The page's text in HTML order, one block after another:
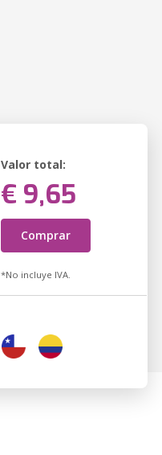
Valor total:
€ 9,65
Comprar
*No incluye IVA.